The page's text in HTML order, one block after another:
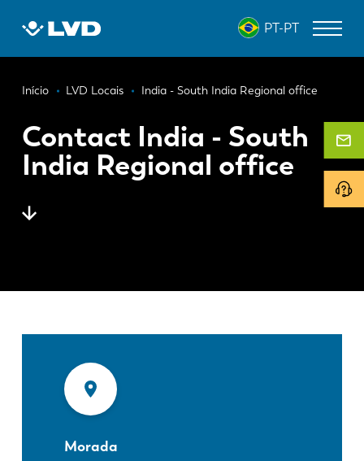
para
principal
PT-PT
Navegação
estrutural
Início LVD Locais India - South India Regional office
Contact India - South
India Regional office
Morada
MÁQUINAS DE CORTE A LASER
DOBRADEIRAS
PANELADORAS
ATENDIMENTO AO CLIENTE
Sobre a LVD
Descubra a LVD
Experiências dos clientes
Eventos